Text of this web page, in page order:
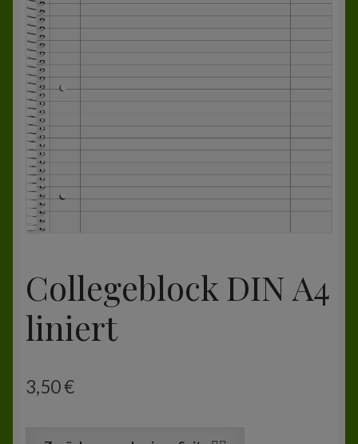
Zur Kasse
Mein Konto
Collegeblock DIN A4
liniert
3,50€